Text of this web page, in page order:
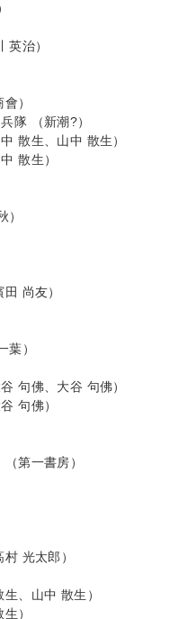
英治）
）
隊 （新潮?）
散生、山中 散生）
散生）
）
尚友）
葉）
句佛、大谷 句佛）
句佛）
第一書房）
光太郎）
、山中 散生）
）